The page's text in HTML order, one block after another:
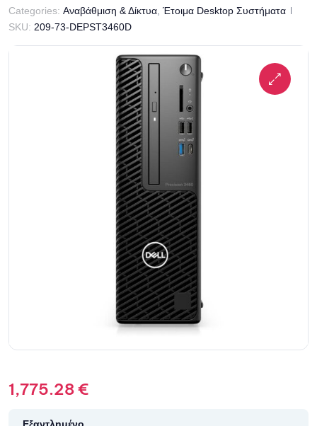
Categories: Αναβάθμιση & Δίκτυα Έτοιμα Desktop Συστήματα
SKU: 209-73-DEPST3460D
1,775.28€
Εξαντλημένο